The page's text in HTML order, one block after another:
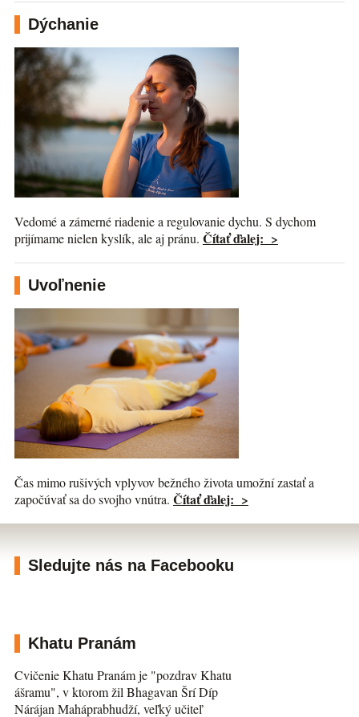
Dýchanie
Vedomé a zámerné riadenie a regulovanie dychu. S dychom
prijímame nielen kyslík, ale aj pránu. Čítať ďalej: >
Uvoľnenie
Čas mimo rušivých vplyvov bežného života umožní zastať a
započúvať sa do svojho vnútra. Čítať ďalej: >
Sledujte nás na Facebooku
Khatu Pranám
Cvičenie Khatu Pranám je "pozdrav Khatu
ášramu", v ktorom žil Bhagavan Šrí Díp
Nárájan Maháprabhudží, veľký učiteľ